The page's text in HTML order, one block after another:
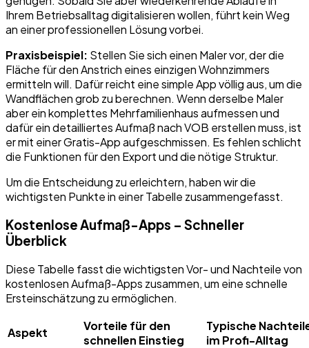
Ihrem Betriebsalltag digitalisieren wollen, führt kein Weg
an einer professionellen Lösung vorbei.
Praxisbeispiel: Stellen Sie sich einen Maler vor, der die
Fläche für den Anstrich eines einzigen Wohnzimmers
ermitteln will. Dafür reicht eine simple App völlig aus, um die
Wandflächen grob zu berechnen. Wenn derselbe Maler
aber ein komplettes Mehrfamilienhaus aufmessen und
dafür ein detailliertes Aufmaß nach VOB erstellen muss, ist
er mit einer Gratis-App aufgeschmissen. Es fehlen schlicht
die Funktionen für den Export und die nötige Struktur.
Um die Entscheidung zu erleichtern, haben wir die
wichtigsten Punkte in einer Tabelle zusammengefasst.
Kostenlose Aufmaß-Apps – Schneller
Überblick
Diese Tabelle fasst die wichtigsten Vor- und Nachteile von
kostenlosen Aufmaß-Apps zusammen, um eine schnelle
Ersteinschätzung zu ermöglichen.
Aspekt
Vorteile für den
schnellen Einstieg
Typische
im Profi-Alltag